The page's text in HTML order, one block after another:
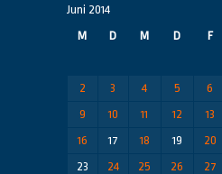
Juni 2014
M
D M D F
2
3 4 5 6
9
10 11 12 13
16
17 18 19 20
23
24 25 26 27